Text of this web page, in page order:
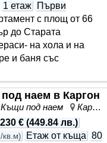
1 етаж
Първи
с площ от 66
до Старата
на хола и на
и баня със
наем в Каргон
под наем
Каргон, Ямбол, област Ямбол
230 € (449.84 лв.)
кв.м) Етаж от къща 80